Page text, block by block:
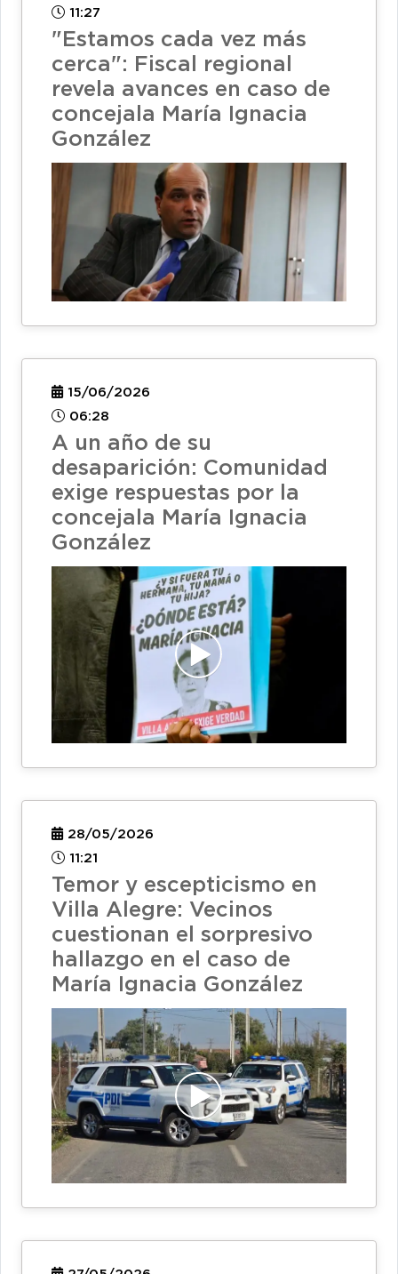
11:27
"Estamos cada vez más
cerca": Fiscal regional
revela avances en caso de
concejala María Ignacia
González
15/06/2026
06:28
A un año de su
desaparición: Comunidad
exige respuestas por la
concejala María Ignacia
González
28/05/2026
11:21
Temor y escepticismo en
Villa Alegre: Vecinos
cuestionan el sorpresivo
hallazgo en el caso de
María Ignacia González